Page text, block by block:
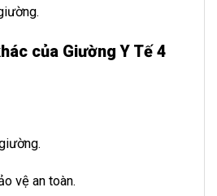
của Giường Y Tế 4
vệ an toàn.